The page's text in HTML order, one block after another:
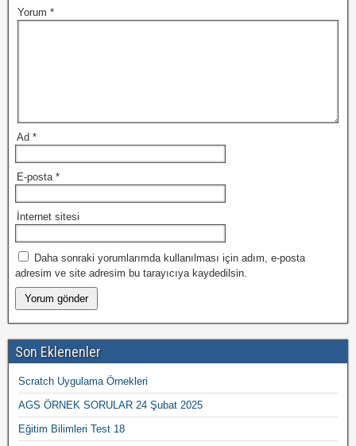
Yorum *
Ad *
E-posta *
İnternet sitesi
Daha sonraki yorumlarımda kullanılması için adım, e-posta
adresim ve site adresim bu tarayıcıya kaydedilsin.
Son Eklenenler
Scratch Uygulama Örnekleri
AGS ÖRNEK SORULAR 24 Şubat 2025
Eğitim Bilimleri Test 18